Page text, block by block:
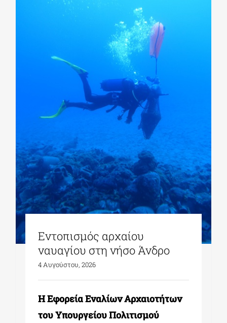
Εντοπισμός αρχαίου
ναυαγίου στη νήσο Άνδρο
4 Αυγούστου, 2026
Η Εφορεία Εναλίων Αρχαιοτήτων
του Υπουργείου Πολιτισμού